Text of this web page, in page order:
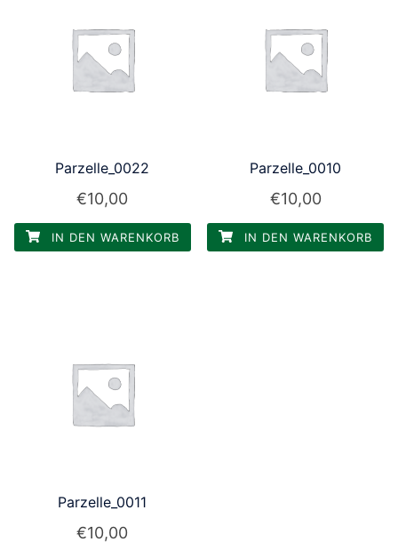
Parzelle_0022
€10,00
IN DEN WARENKORB
Parzelle_0010
€10,00
IN DEN WARENKORB
Parzelle_0011
€10,00